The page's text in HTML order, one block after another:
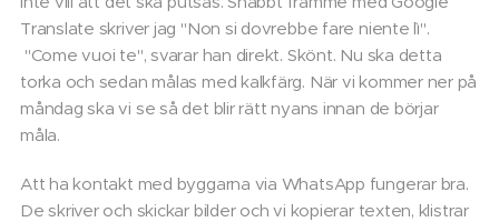
Translate skriver jag "Non si dovrebbe fare niente lì".
"Come vuoi te", svarar han direkt. Skönt. Nu ska detta
torka och sedan målas med kalkfärg. När vi kommer ner på
måndag ska vi se så det blir rätt nyans innan de börjar
måla.
Att ha kontakt med byggarna via WhatsApp fungerar bra.
De skriver och skickar bilder och vi kopierar texten, klistrar